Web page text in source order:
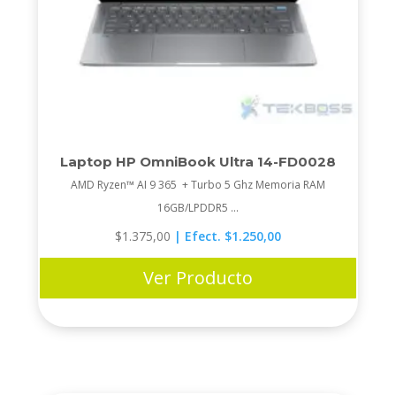
Laptop HP OmniBook Ultra 14-FD0028
AMD Ryzen™ AI 9 365 + Turbo 5 Ghz Memoria RAM
16GB/LPDDR5 ...
$1.375,00 | Efect. $1.250,00
Ver Producto